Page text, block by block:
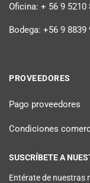
Oficina: + 56 9 5210
Bodega: +56 9 8839
PROVEEDORES
Pago proveedores
Condiciones
SUSCRÍBETE A
Entérate de nuestras